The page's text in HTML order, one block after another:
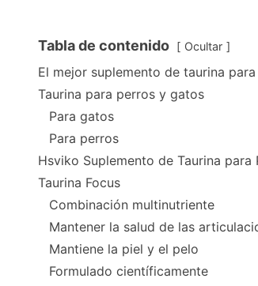
Tabla de contenido Ocultar
El mejor suplemento de taurina
Taurina para perros y gatos
Para gatos
Para perros
Hsviko Suplemento de Taurina
Taurina Focus
Combinación multinutriente
Mantener la salud de las
Mantiene la piel y el pelo
Formulado científicamente